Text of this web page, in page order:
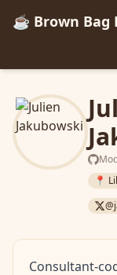
☕ Brown Bag
📍
Consultant-